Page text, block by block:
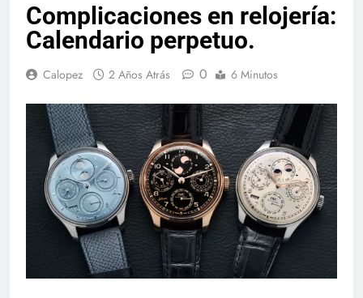
Complicaciones en relojería:
Calendario perpetuo.
Calopez 2 Años Atrás 0 6 Minutos